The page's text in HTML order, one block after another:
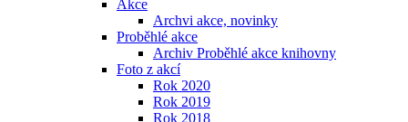
Akce
Archvi akce, novinky
Proběhlé akce
Archiv Proběhlé akce knihovny
Foto z akcí
Rok 2020
Rok 2019
Rok 2018